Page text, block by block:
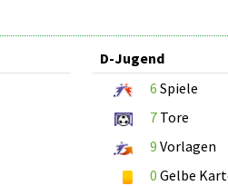
D-Jugend
6 Spiele
7 Tore
9 Vorlagen
0 Gelbe